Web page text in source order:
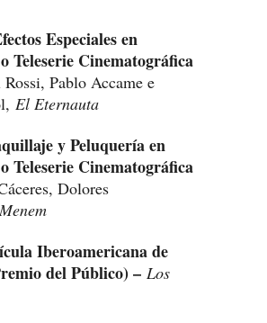
Especiales en
Teleserie Cinematográfica
Pablo Accame e
El Eternauta
y Peluquería en
Teleserie Cinematográfica
Dolores
Menem
Iberoamericana de
del Público) – Los